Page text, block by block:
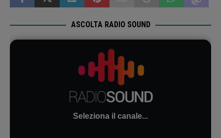
ASCOLTA RADIO SOUND
Seleziona il canale...